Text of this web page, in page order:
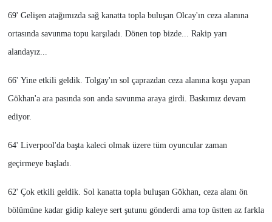
69' Gelişen atağımızda sağ kanatta topla buluşan Olcay'ın ceza alanına
ortasında savunma topu karşıladı. Dönen top bizde... Rakip yarı
alandayız...
66' Yine etkili geldik. Tolgay'ın sol çaprazdan ceza alanına koşu yapan
Gökhan'a ara pasında son anda savunma araya girdi. Baskımız devam
ediyor.
64' Liverpool'da başta kaleci olmak üzere tüm oyuncular zaman
geçirmeye başladı.
62' Çok etkili geldik. Sol kanatta topla buluşan Gökhan, ceza alanı ön
bölümüne kadar gidip kaleye sert şutunu gönderdi ama top üstten az farkla